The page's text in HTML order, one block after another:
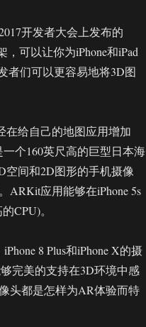
开发者大会上发布的
可以让你为iPhone和iPad
者们可以更容易地将3D图
在给自己的地图应用增加
个160英尺高的巨型日本海
空间和2D图形的手机摄像
ARKit应用能够在iPhone 5s
CPU)。
8 Plus和iPhone X的摄
完美的支持在3D环境中感
头都是怎样为AR体验而特